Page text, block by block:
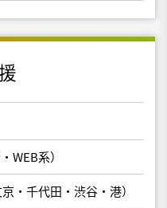
WEB系）
・千代田・渋谷・港）